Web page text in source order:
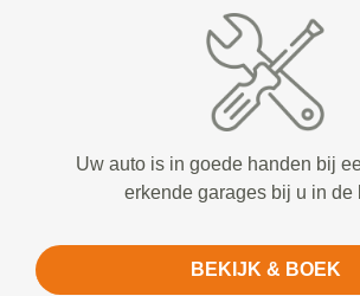
Uw auto is in goede handen bij
erkende garages bij u in de
BEKIJK & BOEK